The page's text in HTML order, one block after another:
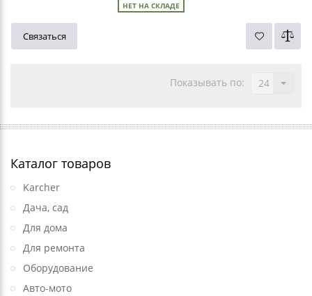
НЕТ НА СКЛАДЕ
Связаться
Показывать по: 24
Каталог товаров
Karcher
Дача, сад
Для дома
Для ремонта
Оборудование
Авто-мото